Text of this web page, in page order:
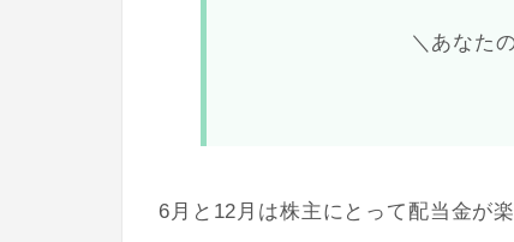
＼あなた
6月と12月は株主にとって配当金が楽